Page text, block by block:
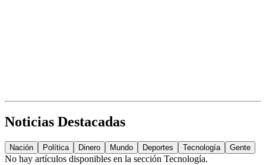
Noticias Destacadas
Nación Política Dinero Mundo Deportes Tecnología Gente
No hay artículos disponibles en la sección Tecnología.